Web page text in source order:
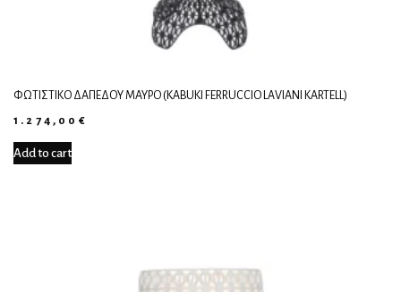
ΦΩΤΙΣΤΙΚΌ ΔΑΠΈΔΟΥ ΜΑΎΡΟ (KABUKI FERRUCCIO LAVIANI KARTELL)
1.274,00 €
Add to cart